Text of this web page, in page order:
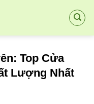
Top Cửa
Lượng Nhất